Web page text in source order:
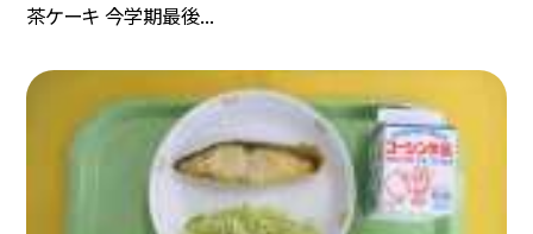
茶ケーキ 今学期最後...